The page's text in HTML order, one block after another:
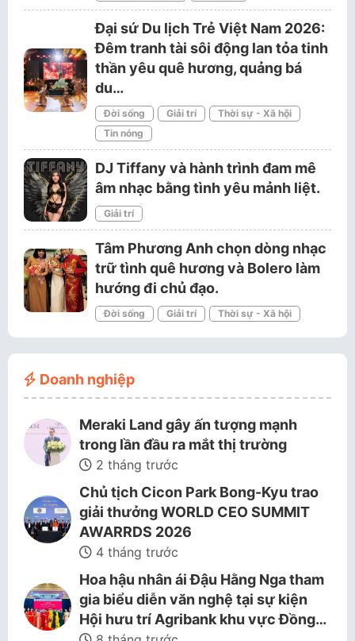
Đại sứ Du lịch Trẻ Việt Nam 2026:
Đêm tranh tài sôi động lan tỏa tinh
thần yêu quê hương, quảng bá
du…
Đời sống Giải trí
Thời sự - Xã hội
Tin nóng
DJ Tiffany và hành trình đam mê
âm nhạc bằng tình yêu mảnh liệt.
Giải trí
Tâm Phương Anh chọn dòng nhạc
trữ tình quê hương và Bolero làm
hướng đi chủ đạo.
Đời sống Giải trí Thời sự - Xã hội
Doanh nghiệp
Meraki Land gây ấn tượng mạnh
trong lần đầu ra mắt thị trường
2 tháng trước
Chủ tịch Cicon Park Bong-Kyu trao
giải thưởng WORLD CEO SUMMIT
AWARRDS 2026
4 tháng trước
Hoa hậu nhân ái Đậu Hằng Nga tham
gia biểu diễn văn nghệ tại sự kiện
Hội hưu trí Agribank khu vực Đồng…